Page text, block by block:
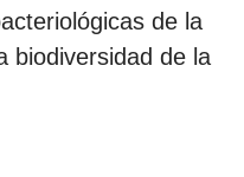
de la
biodiversidad de la